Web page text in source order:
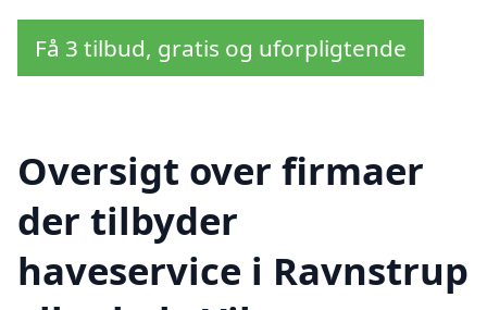
Få 3 tilbud, gratis og uforpligtende
Oversigt over firmaer
der tilbyder
haveservice i Ravnstrup